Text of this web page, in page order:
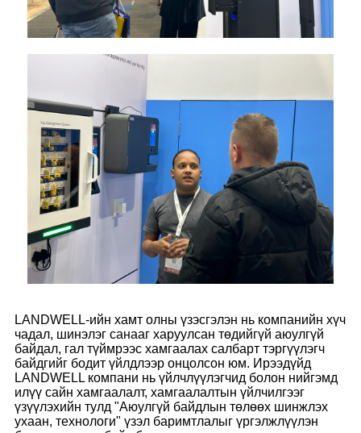
LANDWELL-ийн хамт олны үзэсгэлэн нь компанийн хүч
чадал, шинэлэг санааг харуулсан төдийгүй аюулгүй
байдал, гал түймрээс хамгаалах салбарт тэргүүлэгч
байдгийг бодит үйлдлээр онцолсон юм. Ирээдүйд
LANDWELL компани нь үйлчлүүлэгчид болон нийгэмд
илүү сайн хамгаалалт, хамгаалалтын үйлчилгээг
үзүүлэхийн тулд "Аюулгүй байдлын төлөөх шинжлэх
ухаан, технологи" үзэл баримтлалыг үргэлжлүүлэн